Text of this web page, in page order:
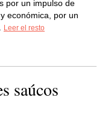
por un impulso de
económica, por un
Leer el resto
saúcos